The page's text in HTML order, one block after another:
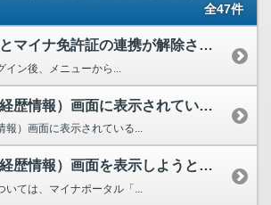
全47件
マイナポータルとマイナ免許証の連携が解除されたか確認するにはどうすればよいですか。
イン後、メニューから...
運転免許（運転経歴情報）画面に表示されている項目について教えてください。
報）画面に表示されている...
運転免許（運転経歴情報）画面を表示しようとしましたが、エラーが発生して運転免許（運転経歴）情報...
ては、マイナポータル「...